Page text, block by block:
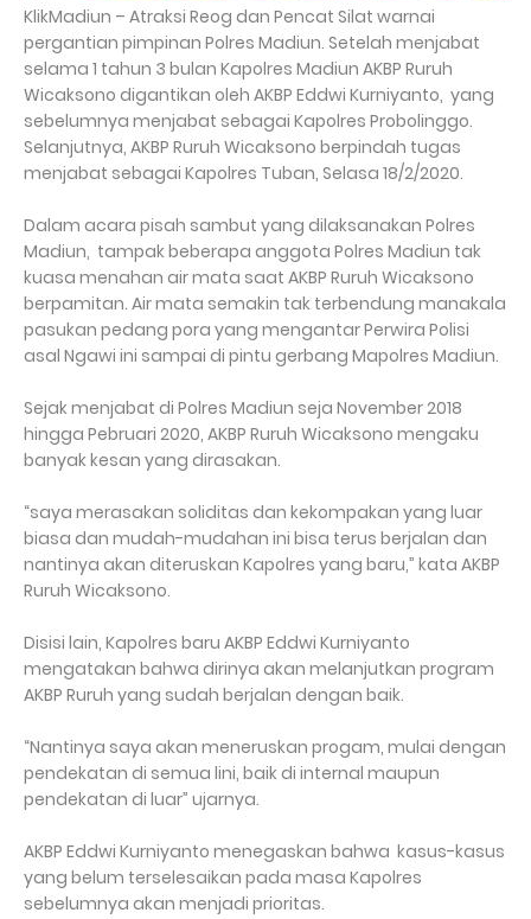
KlikMadiun – Atraksi Reog dan Pencat Silat warnai
pergantian pimpinan Polres Madiun. Setelah menjabat
selama 1 tahun 3 bulan Kapolres Madiun AKBP Ruruh
Wicaksono digantikan oleh AKBP Eddwi Kurniyanto, yang
sebelumnya menjabat sebagai Kapolres Probolinggo.
Selanjutnya, AKBP Ruruh Wicaksono berpindah tugas
menjabat sebagai Kapolres Tuban, Selasa 18/2/2020.
Dalam acara pisah sambut yang dilaksanakan Polres
Madiun, tampak beberapa anggota Polres Madiun tak
kuasa menahan air mata saat AKBP Ruruh Wicaksono
berpamitan. Air mata semakin tak terbendung manakala
pasukan pedang pora yang mengantar Perwira Polisi
asal Ngawi ini sampai di pintu gerbang Mapolres Madiun.
Sejak menjabat di Polres Madiun seja November 2018
hingga Pebruari 2020, AKBP Ruruh Wicaksono mengaku
banyak kesan yang dirasakan.
“saya merasakan soliditas dan kekompakan yang luar
biasa dan mudah-mudahan ini bisa terus berjalan dan
nantinya akan diteruskan Kapolres yang baru,” kata AKBP
Ruruh Wicaksono.
Disisi lain, Kapolres baru AKBP Eddwi Kurniyanto
mengatakan bahwa dirinya akan melanjutkan program
AKBP Ruruh yang sudah berjalan dengan baik.
“Nantinya saya akan meneruskan progam, mulai dengan
pendekatan di semua lini, baik di internal maupun
pendekatan di luar” ujarnya.
AKBP Eddwi Kurniyanto menegaskan bahwa kasus-kasus
yang belum terselesaikan pada masa Kapolres
sebelumnya akan menjadi prioritas.